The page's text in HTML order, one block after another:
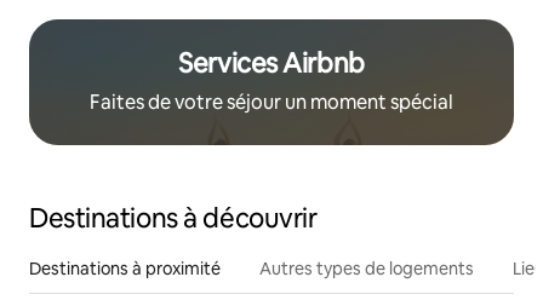
Services Airbnb
Faites de votre séjour un moment spécial
Destinations à découvrir
Destinations à proximité Autres types de logements